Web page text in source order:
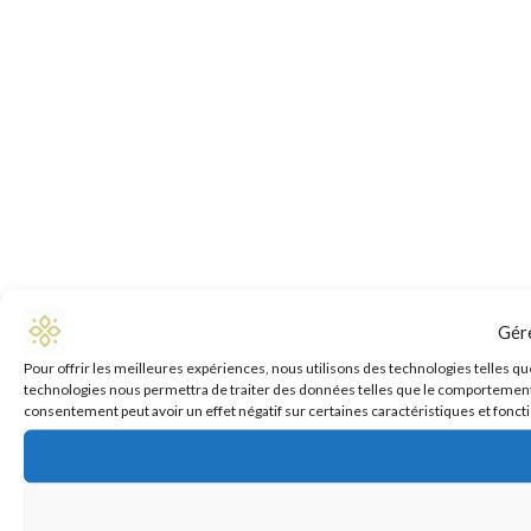
Pour offrir les meilleures expériences, nous utilisons des technologies telles
technologies nous permettra de traiter des données telles que le
consentement peut avoir un effet négatif sur certaines caractéristiques et